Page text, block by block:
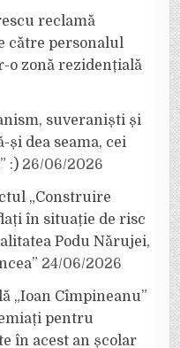
reclamă
către personalul
o zonă rezidențială
suveraniști și
și dea seama, cei
:) 26/06/2026
„Construire
în situație de risc
Podu Nărujei,
24/06/2026
„Ioan Cîmpineanu”
pentru
în acest an școlar